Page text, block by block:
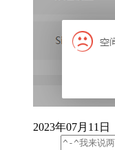
2023年07月11日